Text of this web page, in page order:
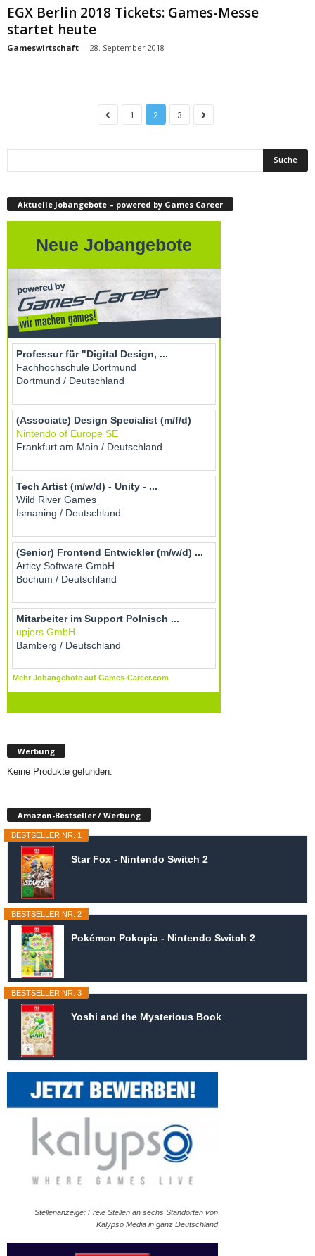
EGX Berlin 2018 Tickets: Games-Messe
startet heute
Gameswirtschaft - 28. September 2018
1 2 3
Aktuelle Jobangebote – powered by Games Career
Werbung
Keine Produkte gefunden.
Amazon-Bestseller / Werbung
BESTSELLER NR. 1
Star Fox - Nintendo Switch 2
BESTSELLER NR. 2
Pokémon Pokopia - Nintendo Switch 2
BESTSELLER NR. 3
Yoshi and the Mysterious Book
Stellenanzeige: Freie Stellen an sechs Standorten von
Kalypso Media in ganz Deutschland